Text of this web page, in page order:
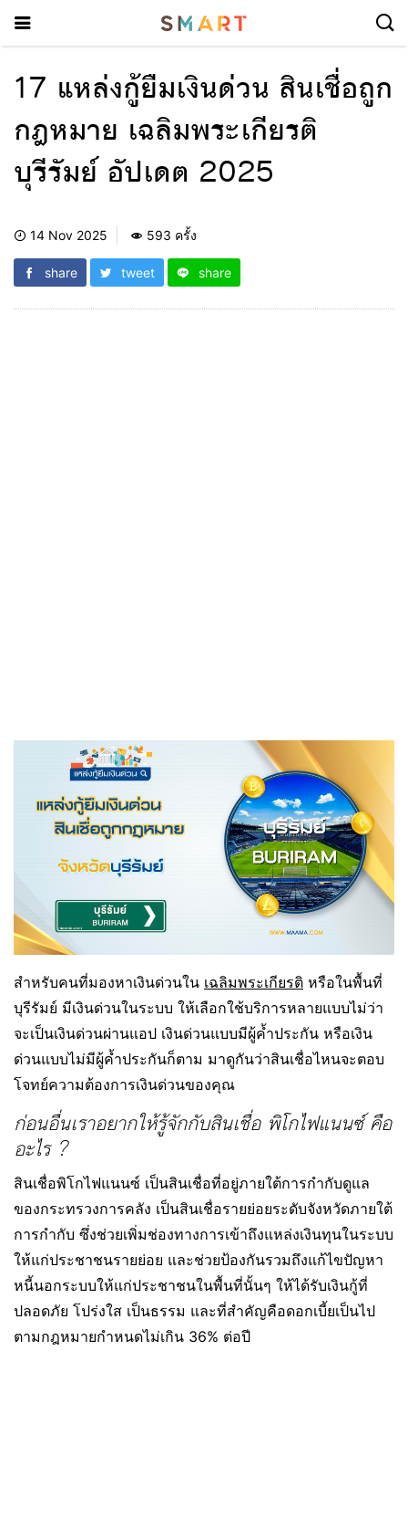
17 แหล่งกู้ยืมเงินด่วน สินเชื่อถูก
กฎหมาย เฉลิมพระเกียรติ
บุรีรัมย์ อัปเดต 2025
14 Nov 2025 593 ครั้ง
share tweet share
สำหรับคนที่มองหาเงินด่วนใน เฉลิมพระเกียรติ หรือในพื้นที่
บุรีรัมย์ มีเงินด่วนในระบบ ให้เลือกใช้บริการหลายแบบไม่ว่า
จะเป็นเงินด่วนผ่านแอป เงินด่วนแบบมีผู้ค้ำประกัน หรือเงิน
ด่วนแบบไม่มีผู้ค้ำประกันก็ตาม มาดูกันว่าสินเชื่อไหนจะตอบ
โจทย์ความต้องการเงินด่วนของคุณ
ก่อนอื่นเราอยากให้รู้จักกับสินเชื่อ พิโกไฟแนนซ์ คือ
อะไร ?
สินเชื่อพิโกไฟแนนซ์ เป็นสินเชื่อที่อยู่ภายใต้การกำกับดูแล
ของกระทรวงการคลัง เป็นสินเชื่อรายย่อยระดับจังหวัดภายใต้
การกำกับ ซึ่งช่วยเพิ่มช่องทางการเข้าถึงแหล่งเงินทุนในระบบ
ให้แก่ประชาชนรายย่อย และช่วยป้องกันรวมถึงแก้ไขปัญหา
หนี้นอกระบบให้แก่ประชาชนในพื้นที่นั้นๆ ให้ได้รับเงินกู้ที่
ปลอดภัย โปร่งใส เป็นธรรม และที่สำคัญคือดอกเบี้ยเป็นไป
ตามกฎหมายกำหนดไม่เกิน 36% ต่อปี